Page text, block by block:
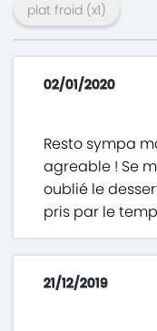
plat froid (x1)
02/01/2020
Resto sympa
agreable ! Se
oublié le
pris par le
21/12/2019